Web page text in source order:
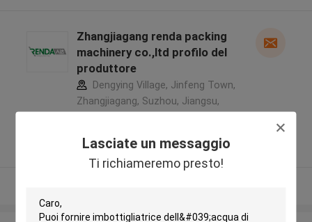
Lasciate un messaggio
Ti richiameremo presto!
Zhangjiagang renda packing
machinery co.,ltd profilo del
produttore
Dengying Village, Jinfeng Town,
Zhangjiagang, Suzhou, Jiangsu,
Fornitore verificato